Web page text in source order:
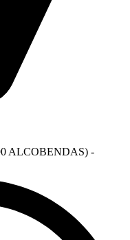
ALCOBENDAS) -